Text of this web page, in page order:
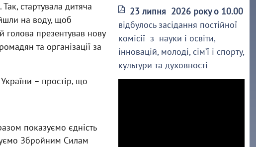
стартувала дитяча
на воду, щоб
голова презентував нову
та організації за
– простір, що
показуємо єдність
Збройним Силам
23 липня 2026 року о 10.00
відбулось засідання постійної
комісії з науки і освіти,
інновацій, молоді, сім’ї і спорту,
культури та духовності